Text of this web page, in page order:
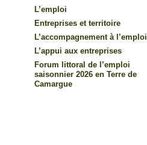
L’emploi
Entreprises et territoire
L’accompagnement à l’emploi
L’appui aux entreprises
Forum littoral de l’emploi
saisonnier 2026 en Terre de
Camargue